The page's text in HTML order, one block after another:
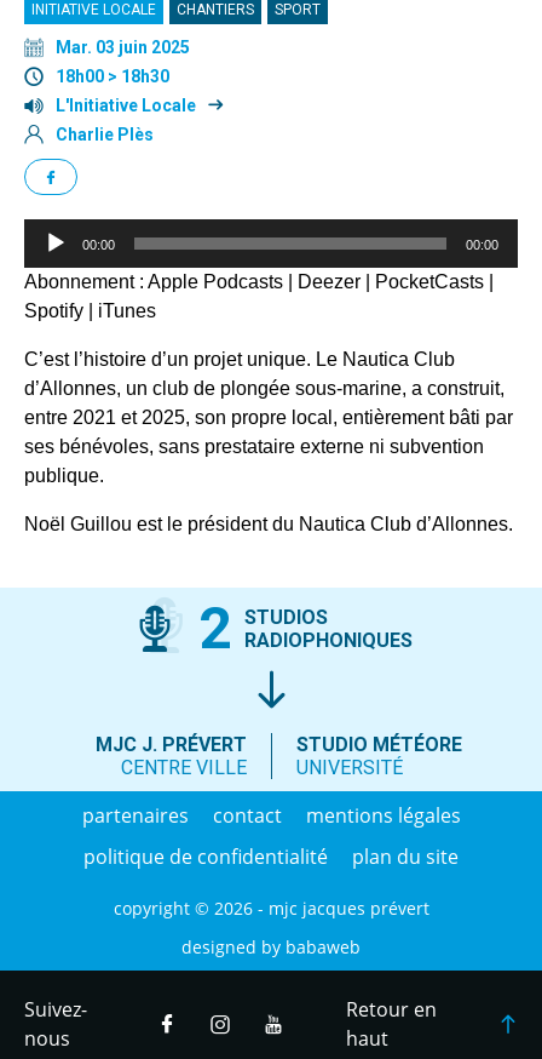
INITIATIVE LOCALE CHANTIERS SPORT
Mar. 03 juin 2025
18h00 > 18h30
L'Initiative Locale
Charlie Plès
Lecteur
00:00 00:00
Abonnement : Apple Podcasts Deezer PocketCasts
Spotify
iTunes
C’est l’histoire d’un projet unique. Le Nautica Club
d’Allonnes, un club de plongée sous-marine, a construit,
entre 2021 et 2025, son propre local, entièrement bâti par
ses bénévoles, sans prestataire externe ni subvention
publique.
Noël Guillou est le président du Nautica Club d’Allonnes.
2
STUDIOS
RADIOPHONIQUES
MJC J. PRÉVERT
CENTRE VILLE
STUDIO MÉTÉORE
UNIVERSITÉ
partenaires contact
mentions légales
politique de confidentialité
plan du site
copyright © 2026 - mjc jacques prévert
designed by babaweb
Suivez-
nous
Retour en
haut